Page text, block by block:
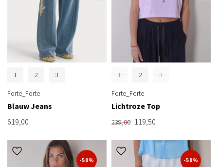
1 2 3
Forte_Forte
Blauw Jeans
619,00
1 2 3
Forte_Forte
Lichtroze Top
239,00 119,50
-50% -50%